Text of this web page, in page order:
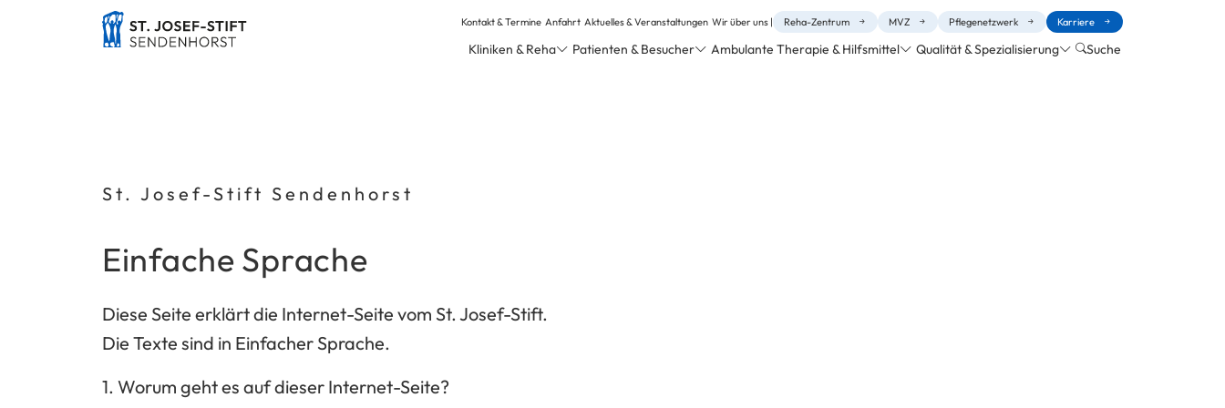
Kontakt & Termine Anfahrt Aktuelles & Veranstaltungen Wir über uns Reha-Zentrum MVZ Pflegenetzwerk Karriere
Kliniken & Reha Patienten & Besucher Ambulante Therapie & Hilfsmittel Qualität & Spezialisierung Suche
St. Josef-Stift Sendenhorst
Einfache Sprache
Diese Seite erklärt die Internet-Seite vom St. Josef-Stift.
Die Texte sind in Einfacher Sprache.
1. Worum geht es auf dieser Internet-Seite?